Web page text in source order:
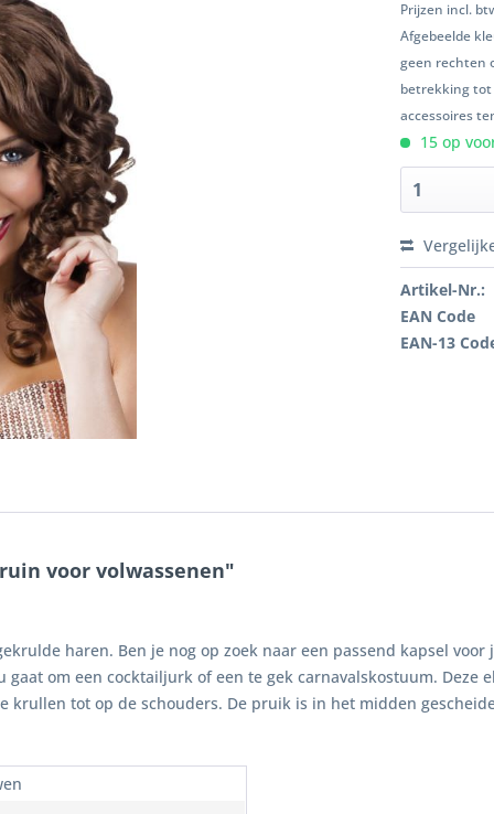
Prijzen incl.
Afgebeelde
geen rechten
betrekking tot
accessoires
15 op
Artikel-Nr.:
EAN Code
EAN-13
voor volwassenen"
haren. Ben je nog op zoek naar een passend kapsel
om een ​​cocktailjurk of een te gek carnavalskostuum. Deze
krullen tot op de schouders. De pruik is in het midden